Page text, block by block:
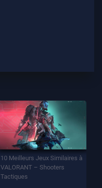
10 Meilleurs Jeux Similaires à
VALORANT – Shooters
Tactiques